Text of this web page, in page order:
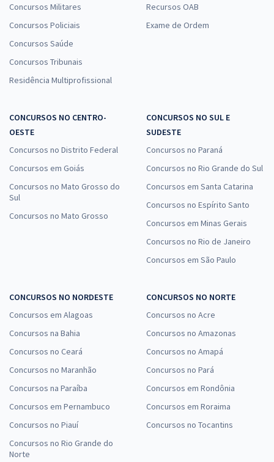
Concursos Militares
Concursos Policiais
Concursos Saúde
Concursos Tribunais
Residência Multiprofissional
Recursos OAB
Exame de Ordem
CONCURSOS NO CENTRO-
OESTE
Concursos no Distrito Federal
Concursos em Goiás
Concursos no Mato Grosso do
Sul
Concursos no Mato Grosso
CONCURSOS NO SUL E
SUDESTE
Concursos no Paraná
Concursos no Rio Grande do Sul
Concursos em Santa Catarina
Concursos no Espírito Santo
Concursos em Minas Gerais
Concursos no Rio de Janeiro
Concursos em São Paulo
CONCURSOS NO NORDESTE
Concursos em Alagoas
Concursos na Bahia
Concursos no Ceará
Concursos no Maranhão
Concursos na Paraíba
Concursos em Pernambuco
Concursos no Piauí
Concursos no Rio Grande do
Norte
CONCURSOS NO NORTE
Concursos no Acre
Concursos no Amazonas
Concursos no Amapá
Concursos no Pará
Concursos em Rondônia
Concursos em Roraima
Concursos no Tocantins